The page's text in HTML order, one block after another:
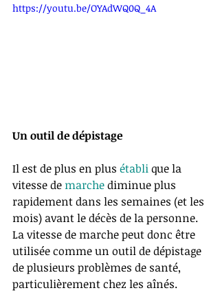
https://youtu.be/OYAdWQ0Q_4A
Un outil de dépistage
Il est de plus en plus établi que la
vitesse de marche diminue plus
rapidement dans les semaines (et les
mois) avant le décès de la personne.
La vitesse de marche peut donc être
utilisée comme un outil de dépistage
de plusieurs problèmes de santé,
particulièrement chez les aînés.